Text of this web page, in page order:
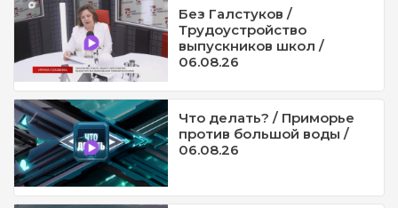
Без Галстуков /
Трудоустройство
выпускников школ /
06.08.26
Что делать? / Приморье
против большой воды /
06.08.26